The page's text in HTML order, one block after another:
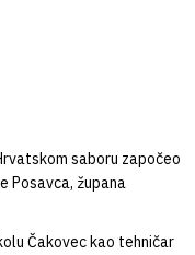
saboru započeo
Posavca, župana
Čakovec kao tehničar